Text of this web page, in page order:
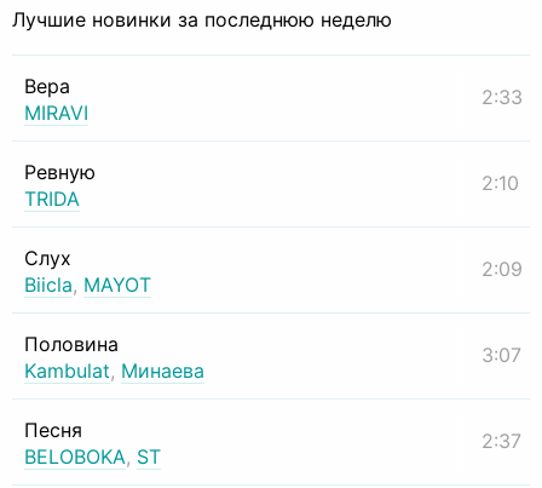
Лучшие новинки за последнюю неделю
Вера
MIRAVI
2:33
Ревную
TRIDA
2:10
Слух
Biicla, MAYOT
2:09
Половина
Kambulat, Минаева
3:07
Песня
BELOBOKA, ST
2:37